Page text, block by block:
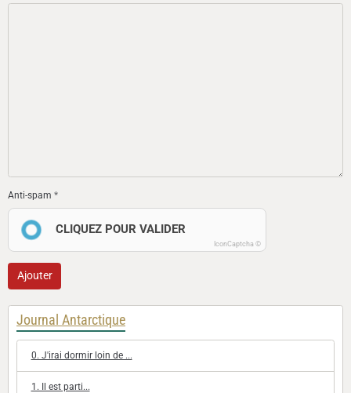
Anti-spam
CLIQUEZ POUR VALIDER
IconCaptcha ©
Ajouter
Journal Antarctique
0. J'irai dormir loin de ...
1. Il est parti...